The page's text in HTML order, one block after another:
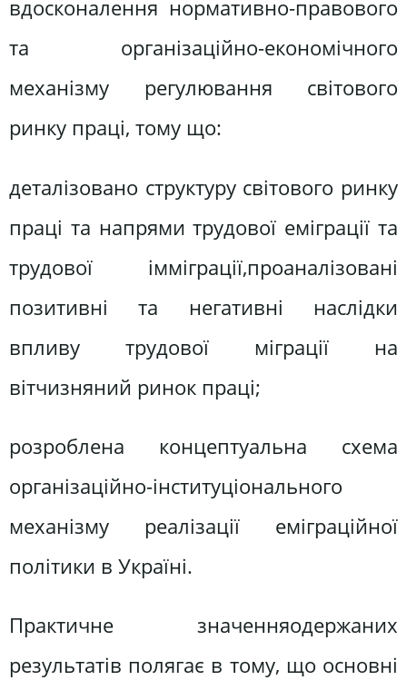
вдосконалення нормативно-правового
та організаційно-економічного
механізму регулювання світового
ринку праці, тому що:
деталізовано структуру світового ринку
праці та напрями трудової еміграції та
трудової імміграції,проаналізовані
позитивні та негативні наслідки
впливу трудової міграції на
вітчизняний ринок праці;
розроблена концептуальна схема
організаційно-інституціонального
механізму реалізації еміграційної
політики в Україні.
Практичне значенняодержаних
результатів полягає в тому, що основні